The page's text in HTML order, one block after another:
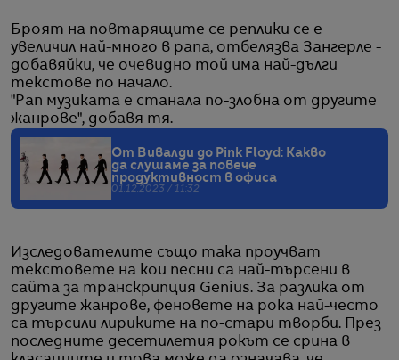
Броят на повтарящите се реплики се е
увеличил най-много в рапа, отбелязва Зангерле -
добавяйки, че очевидно той има най-дълги
текстове по начало.
"Рап музиката е станала по-злобна от другите
жанрове", добавя тя.
От Вивалди до Pink Floyd: Какво
да слушаме за повече
продуктивност в офиса
01.12.2023 / 11:32
Изследователите също така проучват
текстовете на кои песни са най-търсени в
сайта за транскрипция Genius. За разлика от
другите жанрове, феновете на рока най-често
са търсили лириките на по-стари творби. През
последните десетилетия рокът се срина в